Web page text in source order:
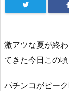
激アツな夏が終
てきた今日この
パチンコがピー